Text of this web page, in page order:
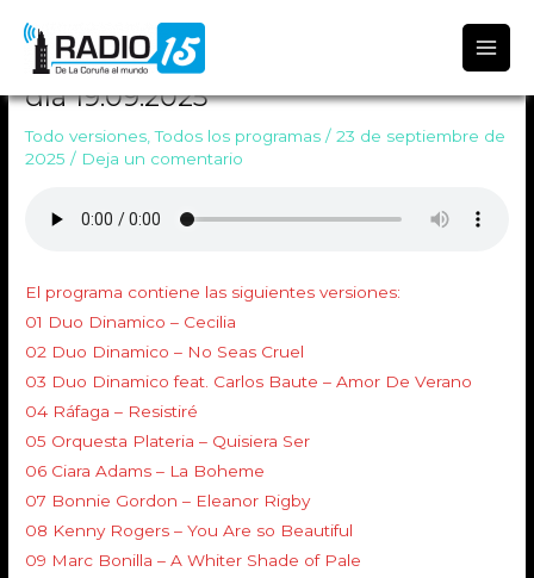
TODO VERSIONES 2019 Emitido el
día 19.09.2025
Todo versiones ,Todos los programas /23 de septiembre de
2025/ Deja un comentario
El programa contiene las siguientes versiones:
01 Duo Dinamico – Cecilia
02 Duo Dinamico – No Seas Cruel
03 Duo Dinamico feat. Carlos Baute – Amor De Verano
04 Ráfaga – Resistiré
05 Orquesta Plateria – Quisiera Ser
06 Ciara Adams – La Boheme
07 Bonnie Gordon – Eleanor Rigby
08 Kenny Rogers – You Are so Beautiful
09 Marc Bonilla – A Whiter Shade of Pale